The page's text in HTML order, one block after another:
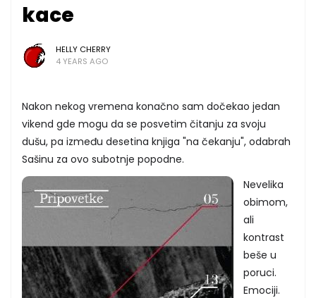
kace
HELLY CHERRY
4 YEARS AGO
Nakon nekog vremena konačno sam dočekao jedan
vikend gde mogu da se posvetim čitanju za svoju
dušu, pa između desetina knjiga "na čekanju", odabrah
Sašinu za ovo subotnje popodne.
Nevelika
obimom,
ali
kontrast
beše u
poruci.
Emociji.